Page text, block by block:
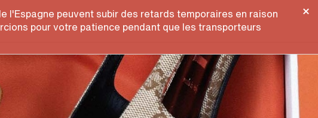
l'Espagne peuvent subir des retards temporaires en raison
pour votre patience pendant que les transporteurs